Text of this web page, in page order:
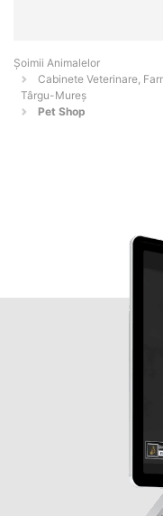
Şoimii Animalelor
Cabinete Veterinare,
Târgu-Mureş
Pet Shop